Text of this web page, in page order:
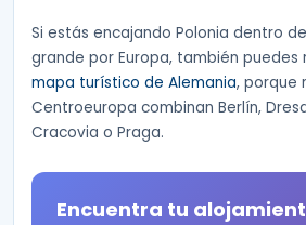
Si estás encajando Polonia dentro
grande por Europa, también puedes
mapa turístico de Alemania, porque
Centroeuropa combinan Berlín,
Cracovia o Praga.
Encuentra tu